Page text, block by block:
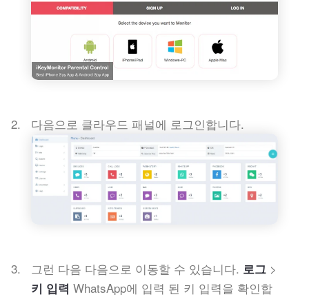
다음으로 클라우드 패널에 로그인합니다.
그런 다음 다음으로 이동할 수 있습니다. 로그 >
키 입력 WhatsApp에 입력 된 키 입력을 확인합